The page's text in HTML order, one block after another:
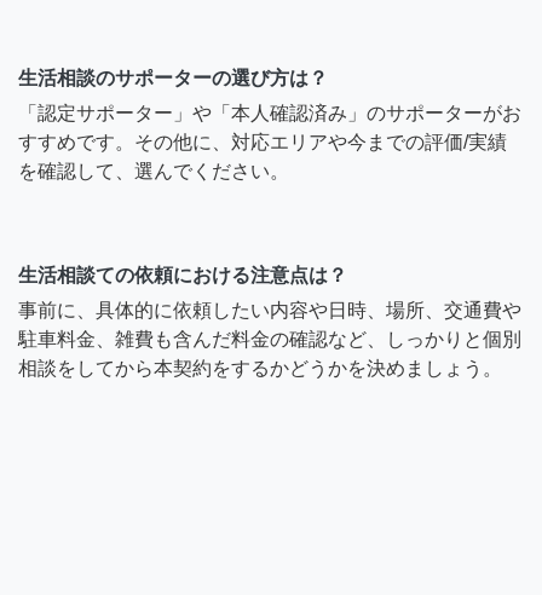
生活相談のサポーターの選び方は？
「認定サポーター」や「本人確認済み」のサポーターがお
すすめです。その他に、対応エリアや今までの評価/実績
を確認して、選んでください。
生活相談ての依頼における注意点は？
事前に、具体的に依頼したい内容や日時、場所、交通費や
駐車料金、雑費も含んだ料金の確認など、しっかりと個別
相談をしてから本契約をするかどうかを決めましょう。